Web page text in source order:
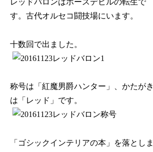
す。古代オルセコ闘技場にいます。
十数回で出ました。
称号は「紅魔男爵ハンター」、かたがき
は「レッド」です。
「ゴシックインテリアの本」を落としま